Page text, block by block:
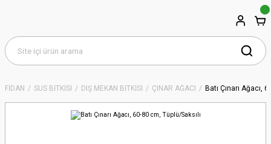
FİDAN SÜS BİTKİSİ DIŞ MEKAN BİTKİSİ ÇINAR AĞACI Batı Çınarı Ağacı,